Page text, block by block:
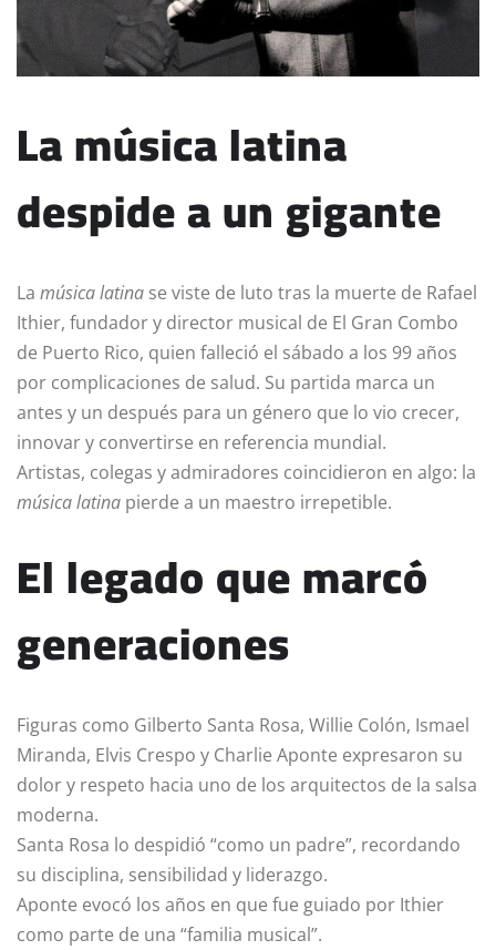
La música latina
despide a un gigante
La música latina se viste de luto tras la muerte de Rafael
Ithier, fundador y director musical de El Gran Combo
de Puerto Rico, quien falleció el sábado a los 99 años
por complicaciones de salud. Su partida marca un
antes y un después para un género que lo vio crecer,
innovar y convertirse en referencia mundial.
Artistas, colegas y admiradores coincidieron en algo: la
música latina pierde a un maestro irrepetible.
El legado que marcó
generaciones
Figuras como Gilberto Santa Rosa, Willie Colón, Ismael
Miranda, Elvis Crespo y Charlie Aponte expresaron su
dolor y respeto hacia uno de los arquitectos de la salsa
moderna.
Santa Rosa lo despidió “como un padre”, recordando
su disciplina, sensibilidad y liderazgo.
Aponte evocó los años en que fue guiado por Ithier
como parte de una “familia musical”.